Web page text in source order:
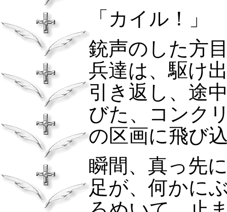
「カイル！」
銃声のした方
兵達は、駆け
引き返し、途
びた、コンク
の区画に飛び
瞬間、真っ先
足が、何かに